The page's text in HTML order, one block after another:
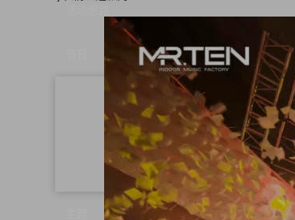
情人节派对
派对 劳动